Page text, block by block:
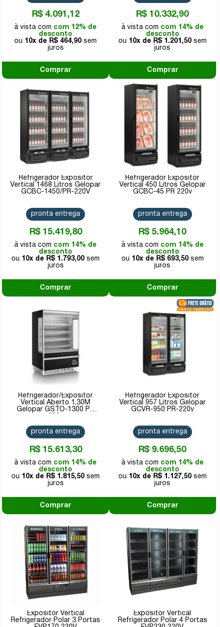
R$ 4.091,12
com 12% de
desconto
10x de
R$ 464,90
Comprar
R$ 10.332,90
com 14% de
desconto
10x de
R$ 1.201,50
Comprar
Refrigerador Expositor
Vertical 1468 Litros Gelopar
GCBC-1450/PR-220V
R$ 15.419,80
com 14% de
desconto
10x de
R$ 1.793,00
pronta entrega
Comprar
Refrigerador Expositor
Vertical 450 Litros Gelopar
GCBC-45 PR 220v
R$ 5.964,10
com 14% de
desconto
10x de
R$ 693,50
pronta entrega
Comprar
Refrigerador/Expositor
Vertical Aberto 1,30M
Gelopar GSTO-1300 PR
R$ 15.613,30
com 14% de
desconto
10x de
R$ 1.815,50
pronta entrega
Comprar
Refrigerador Expositor
Vertical 957 Litros Gelopar
GCVR-950 PR-220v
R$ 9.696,50
com 14% de
desconto
10x de
R$ 1.127,50
pronta entrega
Comprar
Expositor Vertical
Refrigerador Polar 3 Portas
Expositor Vertical
Refrigerador Polar 4 Portas